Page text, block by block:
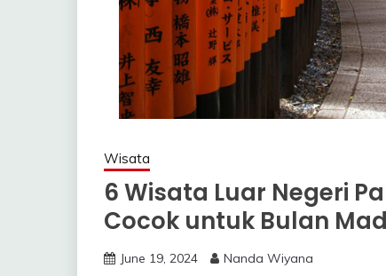
Wisata
6 Wisata Luar Negeri
Cocok untuk Bulan
June 19, 2024 Nanda Wiyana